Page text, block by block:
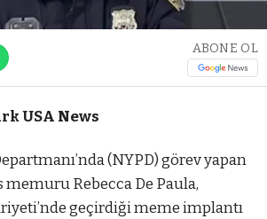
ABONE OL
USA News
(NYPD) görev yapan
memuru Rebecca De Paula,
geçirdiği meme implantı